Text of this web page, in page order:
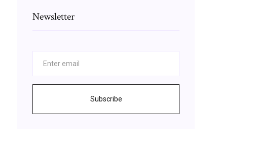
Newsletter
Subscribe